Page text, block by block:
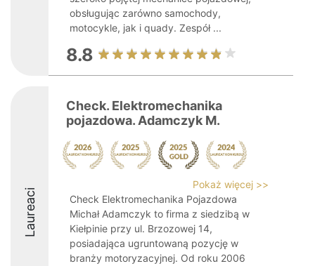
obsługując zarówno samochody,
motocykle, jak i quady. Zespół ...
8.8
Laureaci
Check. Elektromechanika
pojazdowa. Adamczyk M.
Pokaż więcej >>
Check Elektromechanika Pojazdowa
Michał Adamczyk to firma z siedzibą w
Kiełpinie przy ul. Brzozowej 14,
posiadająca ugruntowaną pozycję w
branży motoryzacyjnej. Od roku 2006